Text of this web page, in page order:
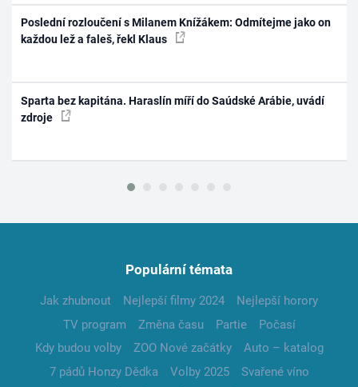
Poslední rozloučení s Milanem Knížákem: Odmítejme jako on
každou lež a faleš, řekl Klaus
Sparta bez kapitána. Haraslín míří do Saúdské Arábie, uvádí
zdroje
Populární témata
Jak zhubnout Nejlepší filmy 2024
Nejlepší horory
TV program
Změna času Partie
Počasí
Kdy budou volby
ZOO Nové začátky
Auto – katalog
7 pádů Honzy Dědka
Volby 2025
Svařené víno